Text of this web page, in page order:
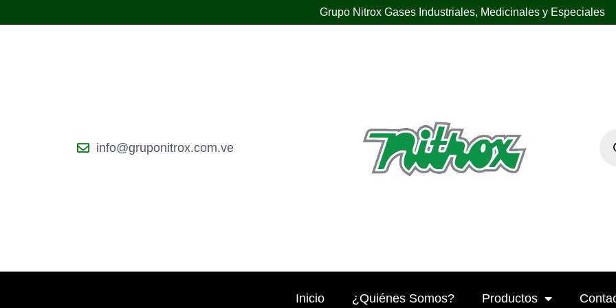
Grupo Nitrox Gases Industriales, Medicinales y Especiales
info@gruponitrox.com.ve
Inicio ¿Quiénes Somos? Productos